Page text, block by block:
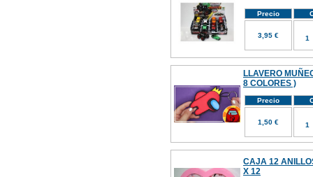
Precio
3,95 €
LLAVERO
8 COLORES )
Precio
1,50 €
CAJA 12
X 12